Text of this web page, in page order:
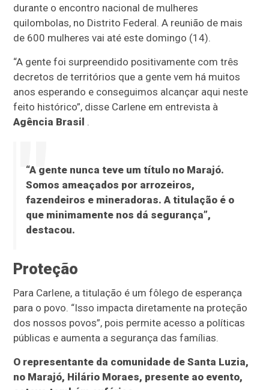
durante o encontro nacional de mulheres
quilombolas, no Distrito Federal. A reunião de mais
de 600 mulheres vai até este domingo (14).
“A gente foi surpreendido positivamente com três
decretos de territórios que a gente vem há muitos
anos esperando e conseguimos alcançar aqui neste
feito histórico”, disse Carlene em entrevista à
Agência Brasil .
“A gente nunca teve um título no Marajó.
Somos ameaçados por arrozeiros,
fazendeiros e mineradoras. A titulação é o
que minimamente nos dá segurança”,
destacou.
Proteção
Para Carlene, a titulação é um fôlego de esperança
para o povo. “Isso impacta diretamente na proteção
dos nossos povos”, pois permite acesso a políticas
públicas e aumenta a segurança das famílias.
O representante da comunidade de Santa Luzia,
no Marajó, Hilário Moraes, presente ao evento,